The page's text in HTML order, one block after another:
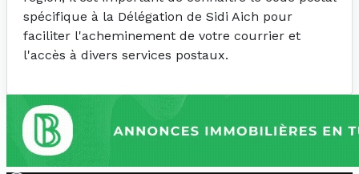
spécifique à la Délégation de Sidi Aich pour
faciliter l'acheminement de votre courrier et
l'accès à divers services postaux.